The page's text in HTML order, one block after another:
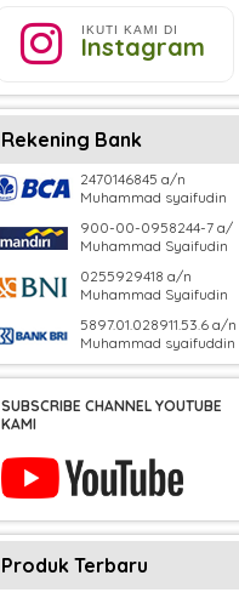
IKUTI KAMI DI
Instagram
Rekening Bank
2470146845 a/n
Muhammad syaifudin
900-00-0958244-7 a/
Muhammad Syaifudin
0255929418 a/n
Muhammad Syaifudin
5897.01.028911.53.6 a/n
Muhammad syaifuddin
SUBSCRIBE CHANNEL YOUTUBE
KAMI
Produk Terbaru